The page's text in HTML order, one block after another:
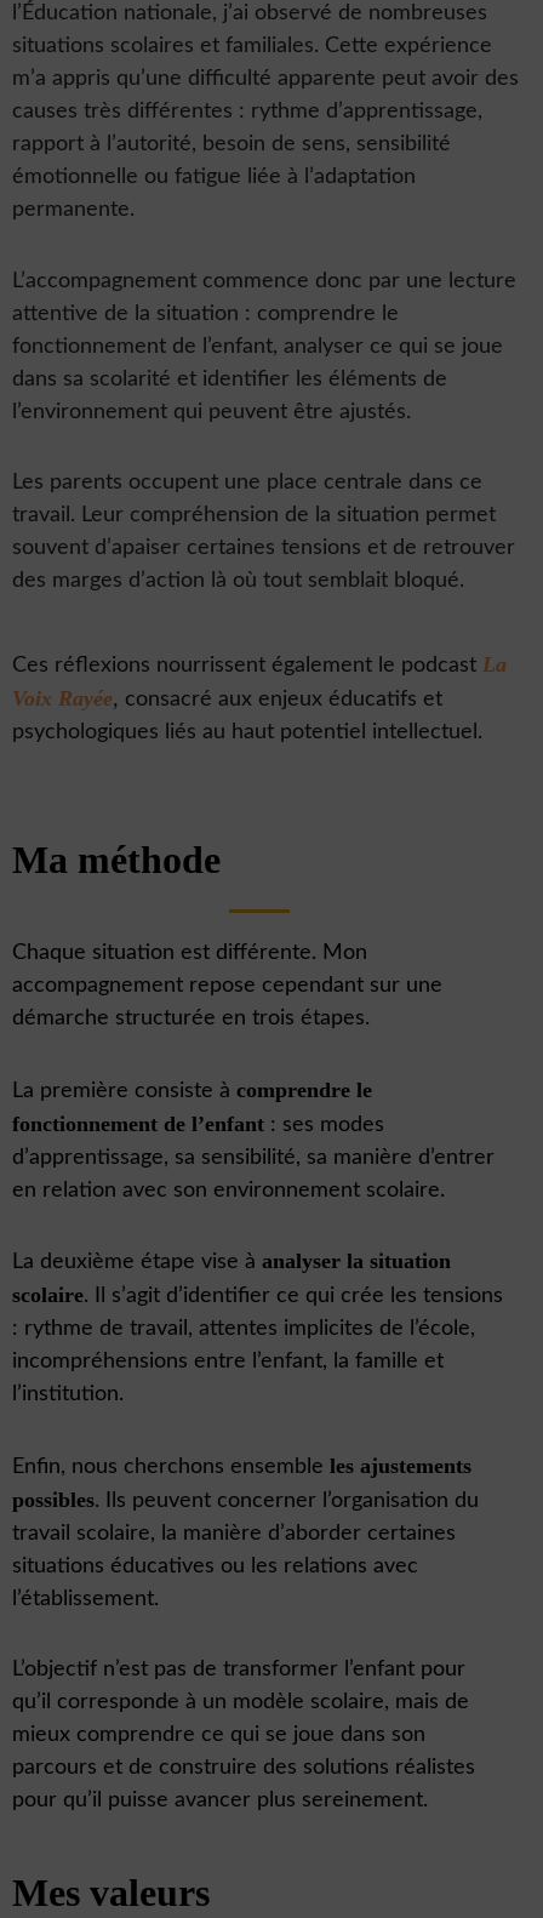
l’Éducation nationale, j’ai observé de nombreuses
situations scolaires et familiales. Cette expérience
m’a appris qu’une difficulté apparente peut avoir des
causes très différentes : rythme d’apprentissage,
rapport à l’autorité, besoin de sens, sensibilité
émotionnelle ou fatigue liée à l’adaptation
permanente.
L’accompagnement commence donc par une lecture
attentive de la situation : comprendre le
fonctionnement de l’enfant, analyser ce qui se joue
dans sa scolarité et identifier les éléments de
l’environnement qui peuvent être ajustés.
Les parents occupent une place centrale dans ce
travail. Leur compréhension de la situation permet
souvent d’apaiser certaines tensions et de retrouver
des marges d’action là où tout semblait bloqué.
Ces réflexions nourrissent également le podcast La
Voix Rayée, consacré aux enjeux éducatifs et
psychologiques liés au haut potentiel intellectuel.
Ma méthode
Chaque situation est différente. Mon
accompagnement repose cependant sur une
démarche structurée en trois étapes.
La première consiste à comprendre le
fonctionnement de l’enfant : ses modes
d’apprentissage, sa sensibilité, sa manière d’entrer
en relation avec son environnement scolaire.
La deuxième étape vise à analyser la situation
scolaire. Il s’agit d’identifier ce qui crée les tensions
: rythme de travail, attentes implicites de l’école,
incompréhensions entre l’enfant, la famille et
l’institution.
Enfin, nous cherchons ensemble les ajustements
possibles. Ils peuvent concerner l’organisation du
travail scolaire, la manière d’aborder certaines
situations éducatives ou les relations avec
l’établissement.
L’objectif n’est pas de transformer l’enfant pour
qu’il corresponde à un modèle scolaire, mais de
mieux comprendre ce qui se joue dans son
parcours et de construire des solutions réalistes
pour qu’il puisse avancer plus sereinement.
Mes valeurs